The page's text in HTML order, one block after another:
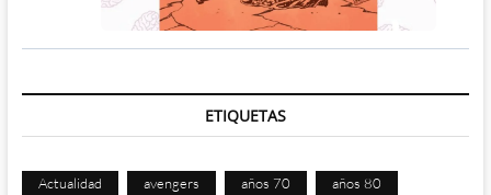
ETIQUETAS
Actualidad avengers años 70 años 80